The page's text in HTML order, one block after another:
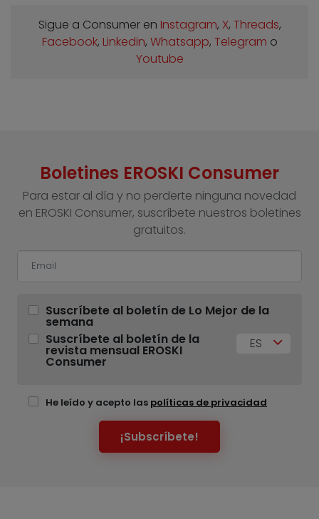
Sigue a Consumer en Instagram, X, Threads,
Facebook, Linkedin, Whatsapp, Telegram o
Youtube
Boletines EROSKI Consumer
Para estar al día y no perderte ninguna novedad
en EROSKI Consumer, suscríbete nuestros boletines
gratuitos.
Suscríbete al boletín de Lo Mejor de la
semana
Suscríbete al boletín de la
revista mensual EROSKI
Consumer
ES
He leído y acepto las políticas de privacidad
¡Subscríbete!